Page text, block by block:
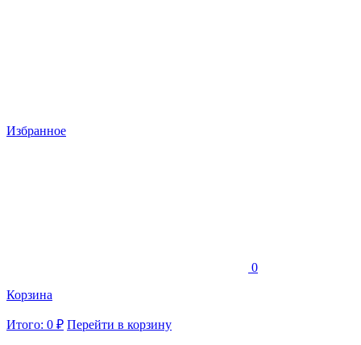
Избранное
0
Корзина
Итого: 0 ₽ Перейти в корзину